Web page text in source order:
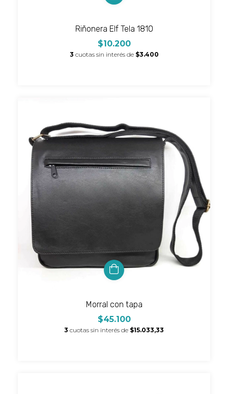
Riñonera Elf Tela 1810
$10.200
3 cuotas sin interés de $3.400
Morral con tapa
$45.100
3 cuotas sin interés de $15.033,33